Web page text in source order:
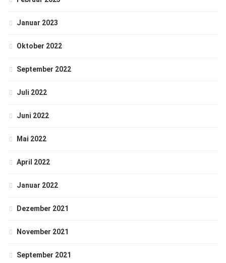
Januar 2023
Oktober 2022
September 2022
Juli 2022
Juni 2022
Mai 2022
April 2022
Januar 2022
Dezember 2021
November 2021
September 2021